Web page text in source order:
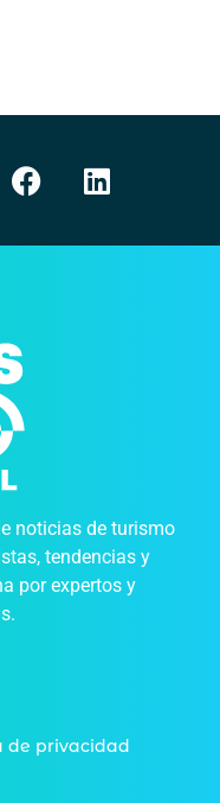
noticias de turismo
tendencias y
por expertos y
de privacidad